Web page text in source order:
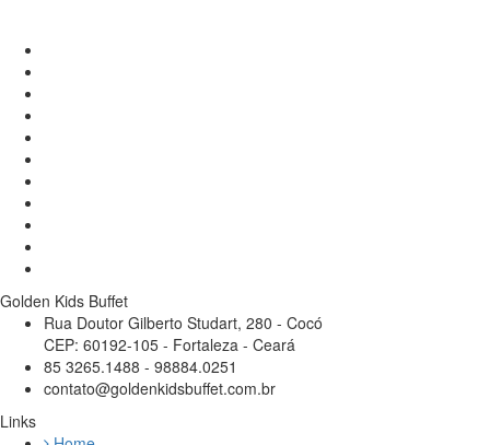
Golden Kids Buffet
Rua Doutor Gilberto Studart, 280 - Cocó
CEP: 60192-105 - Fortaleza - Ceará
85 3265.1488 - 98884.0251
contato@goldenkidsbuffet.com.br
Links